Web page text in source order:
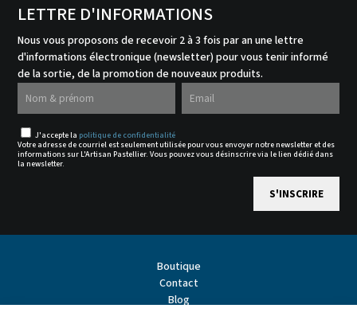
LETTRE D'INFORMATIONS
Nous vous proposons de recevoir 2 à 3 fois par an une lettre
d'informations électronique (newsletter) pour vous tenir informé
de la sortie, de la promotion de nouveaux produits.
J'accepte la politique de confidentialité
Votre adresse de courriel est seulement utilisée pour vous envoyer notre newsletter et des
informations sur L'Artisan Pastellier. Vous pouvez vous désinscrire via le lien dédié dans
la newsletter.
Boutique
Contact
Blog